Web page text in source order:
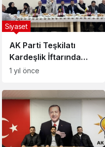
AK Parti Teşkilatı
Kardeşlik İftarında
Muhtarlarla Bir Araya
Siyaset
1 yıl önce